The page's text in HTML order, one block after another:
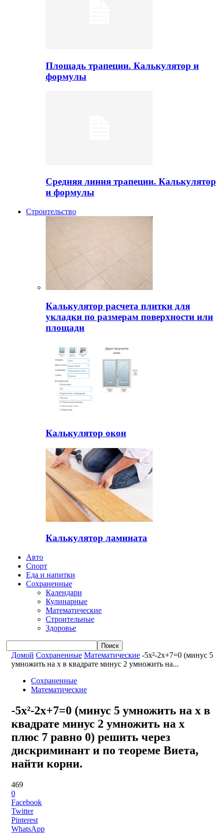
Площадь трапеции. Калькулятор и
формулы
Средняя линия трапеции. Калькулятор
и формулы
Строительство
Калькулятор расчета плитки для
укладки по размерам поверхности или
площади
Калькулятор окон
Калькулятор ламината
Авто
Спорт
Еда и напитки
Сохраненные
Календари
Кулинарные
Математические
Строительные
Здоровье
Домой Сохраненные Математические -5x²-2x+7=0 (минус 5
умножить на x в квадрате минус 2 умножить на...
Сохраненные
Математические
-5x²-2x+7=0 (минус 5 умножить на x в
квадрате минус 2 умножить на x
плюс 7 равно 0) решить через
дискриминант и по теореме Виета,
найти корни.
469
0
Facebook
Twitter
Pinterest
WhatsApp